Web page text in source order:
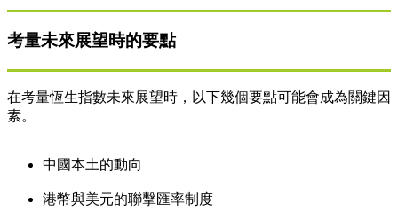
考量未來展望時的要點
在考量恆生指數未來展望時，以下幾個要點可能會成為關鍵因
素。
中國本土的動向
港幣與美元的聯擊匯率制度